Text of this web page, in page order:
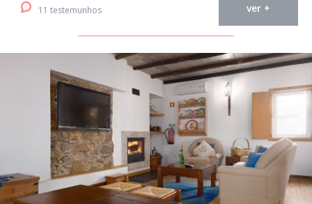
11 testemunhos ver +